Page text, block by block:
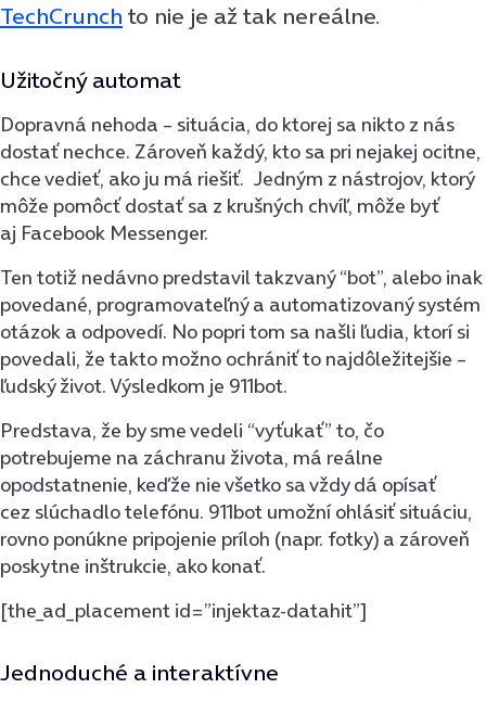
TechCrunch to nie je až tak nereálne.
Užitočný automat
Dopravná nehoda – situácia, do ktorej sa nikto z nás
dostať nechce. Zároveň každý, kto sa pri nejakej ocitne,
chce vedieť, ako ju má riešiť. Jedným z nástrojov, ktorý
môže pomôcť dostať sa z krušných chvíľ, môže byť
aj Facebook Messenger.
Ten totiž nedávno predstavil takzvaný “bot”, alebo inak
povedané, programovateľný a automatizovaný systém
otázok a odpovedí. No popri tom sa našli ľudia, ktorí si
povedali, že takto možno ochrániť to najdôležitejšie –
ľudský život. Výsledkom je 911bot.
Predstava, že by sme vedeli “vyťukať” to, čo
potrebujeme na záchranu života, má reálne
opodstatnenie, keďže nie všetko sa vždy dá opísať
cez slúchadlo telefónu. 911bot umožní ohlásiť situáciu,
rovno ponúkne pripojenie príloh (napr. fotky) a zároveň
poskytne inštrukcie, ako konať.
[the_ad_placement id=”injektaz-datahit”]
Jednoduché a interaktívne